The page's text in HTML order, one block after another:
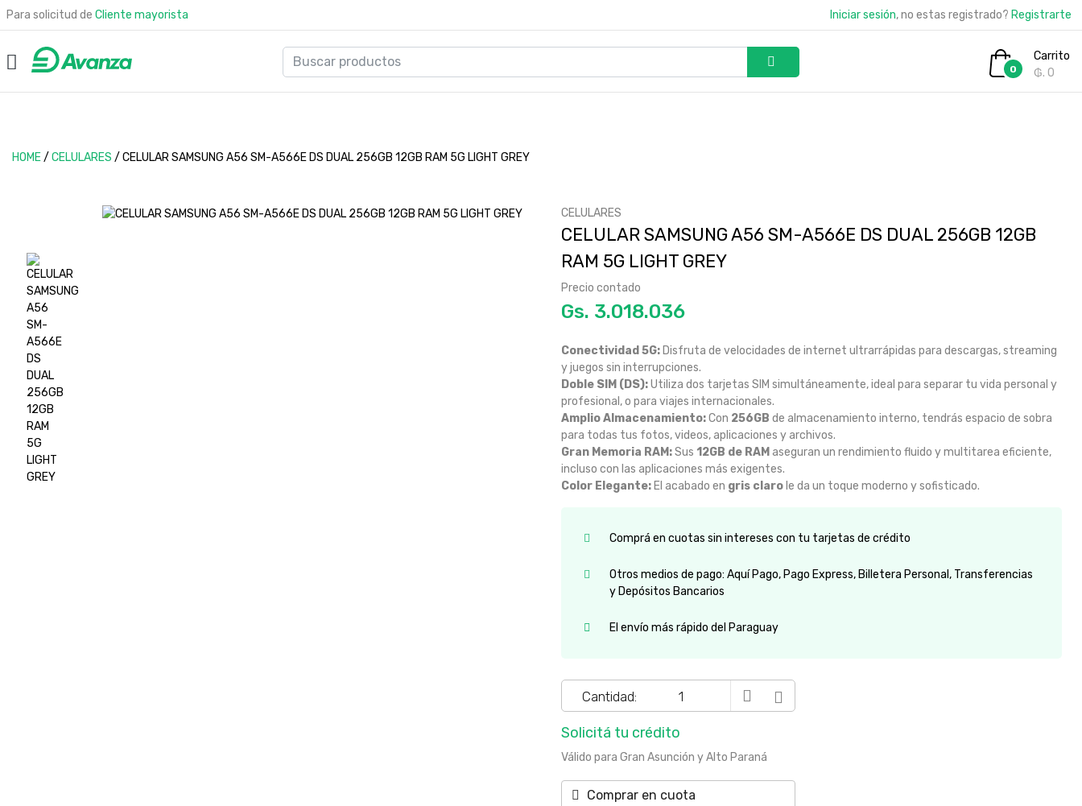
Para solicitud de Cliente mayorista Iniciar sesión, no estas registrado? Registrarte
0
Carrito
₲. 0
HOME/ CELULARES / CELULAR SAMSUNG A56 SM-A566E DS DUAL 256GB 12GB RAM 5G LIGHT GREY
CELULARES
CELULAR SAMSUNG A56 SM-A566E DS DUAL 256GB 12GB
RAM 5G LIGHT GREY
Precio contado
Gs.
Conectividad 5G: Disfruta de velocidades de internet ultrarrápidas para descargas, streaming
y juegos sin interrupciones.
Doble SIM (DS):Utiliza dos tarjetas SIM simultáneamente, ideal para separar tu vida personal y
profesional, o para viajes internacionales.
Amplio Almacenamiento:Con 256GB de almacenamiento interno, tendrás espacio de sobra
para todas tus fotos, videos, aplicaciones y archivos.
Gran Memoria RAM:Sus 12GB de RAM aseguran un rendimiento fluido y multitarea eficiente,
incluso con las aplicaciones más exigentes.
Color Elegante: El acabado en gris claro le da un toque moderno y sofisticado.
Comprá en cuotas sin intereses con tu tarjetas de crédito
Otros medios de pago: Aquí Pago, Pago Express, Billetera Personal, Transferencias
y Depósitos Bancarios
El envío más rápido del Paraguay
Cantidad:
Solicitá tu crédito
Válido para Gran Asunción y Alto Paraná
Comprar en cuota